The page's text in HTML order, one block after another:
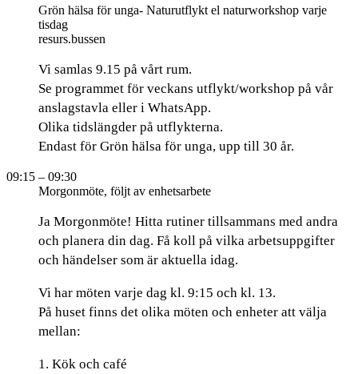
Grön hälsa för unga- Naturutflykt el naturworkshop varje
tisdag
resurs.bussen
Vi samlas 9.15 på vårt rum.
Se programmet för veckans utflykt/workshop på vår
anslagstavla eller i WhatsApp.
Olika tidslängder på utflykterna.
Endast för Grön hälsa för unga, upp till 30 år.
09:15 – 09:30
Morgonmöte, följt av enhetsarbete
Ja Morgonmöte! Hitta rutiner tillsammans med andra
och planera din dag. Få koll på vilka arbetsuppgifter
och händelser som är aktuella idag.
Vi har möten varje dag kl. 9:15 och kl. 13.
På huset finns det olika möten och enheter att välja
mellan:
1. Kök och café